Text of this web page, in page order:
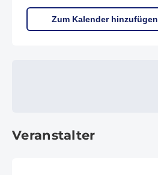
Zum Kalender hinzufügen
Veranstalter